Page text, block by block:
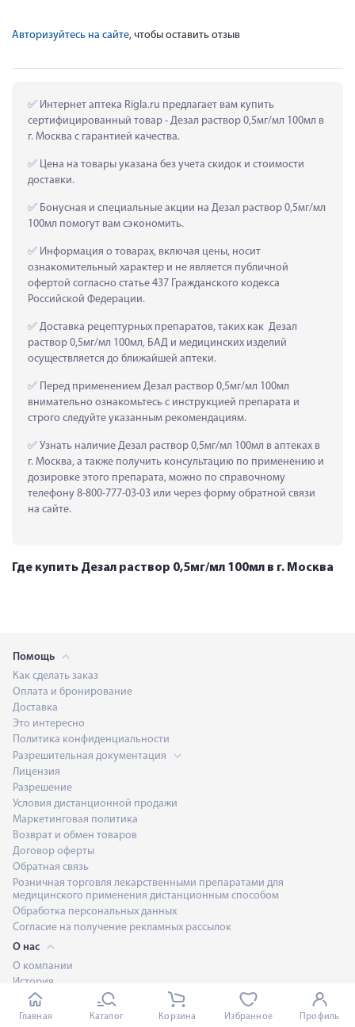
Авторизуйтесь на сайте, чтобы оставить отзыв
Интернет аптека Rigla.ru предлагает вам купить
сертифицированный товар - Дезал раствор 0,5мг/мл 100мл в
г. Москва с гарантией качества.
Цена на товары указана без учета скидок и стоимости
доставки.
Бонусная и специальные акции на Дезал раствор 0,5мг/мл
100мл помогут вам сэкономить.
Информация о товарах, включая цены, носит
ознакомительный характер и не является публичной
офертой согласно статье 437 Гражданского кодекса
Российской Федерации.
Доставка рецептурных препаратов, таких как  Дезал
раствор 0,5мг/мл 100мл, БАД и медицинских изделий
осуществляется до ближайшей аптеки.
Перед применением Дезал раствор 0,5мг/мл 100мл
внимательно ознакомьтесь с инструкцией препарата и
строго следуйте указанным рекомендациям.
Узнать наличие Дезал раствор 0,5мг/мл 100мл в аптеках в
г. Москва, а также получить консультацию по применению и
дозировке этого препарата, можно по справочному
телефону 8-800-777-03-03 или через форму обратной связи
на сайте.
Где купить Дезал раствор 0,5мг/мл 100мл в г. Москва
Помощь
Как сделать заказ
Оплата и бронирование
Доставка
Это интересно
Политика конфиденциальности
Разрешительная документация
Лицензия
Разрешение
Условия дистанционной продажи
Маркетинговая политика
Возврат и обмен товаров
Договор оферты
Обратная связь
Розничная торговля лекарственными препаратами для
медицинского применения дистанционным способом
Обработка персональных данных
Согласие на получение рекламных рассылок
О нас
О компании
История
Команда
Контакты
Главная Каталог Корзина Избранное Профиль